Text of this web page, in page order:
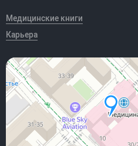
Медицинские книги
Карьера